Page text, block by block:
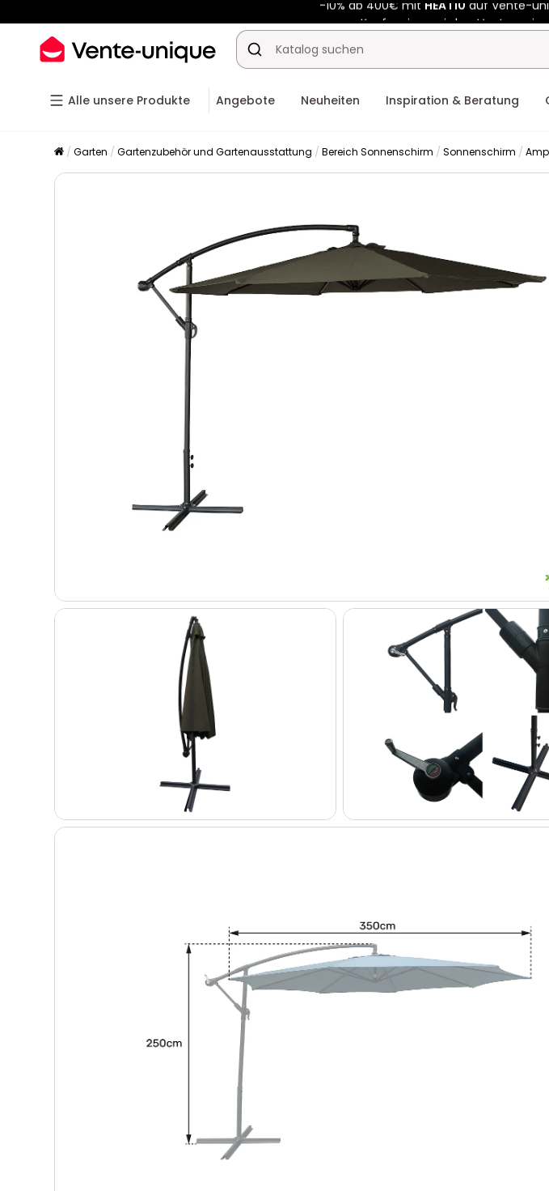
Kauf-unique wird zu Vente-
-10% ab 400€ mitHEAT10auf Vente-
Alle unsere Produkte Angebote Neuheiten Inspiration & Beratung
Garten Gartenzubehör und Gartenausstattung Bereich Sonnenschirm Sonnenschirm